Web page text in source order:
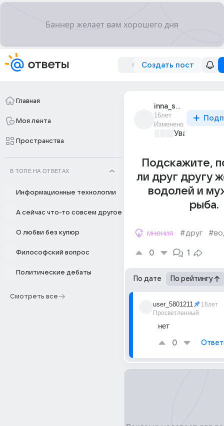
Создать пост
Главная
Моя лента
Пространства
В ТОПЕ НА ОТВЕТАХ
Информационные технологии
А сейчас что-то совсем другое
О любви без купюр
Философский вопрос
Политические дебаты
Смотреть все
inna_sechko_1
16лет
Изменено
Уважаемый
Подскажите,
ли друг другу
водолей и
рыба.
мнения #друг
0 1
По дате По рейтингу
user_5801211
Просветленный
16лет
нет
0